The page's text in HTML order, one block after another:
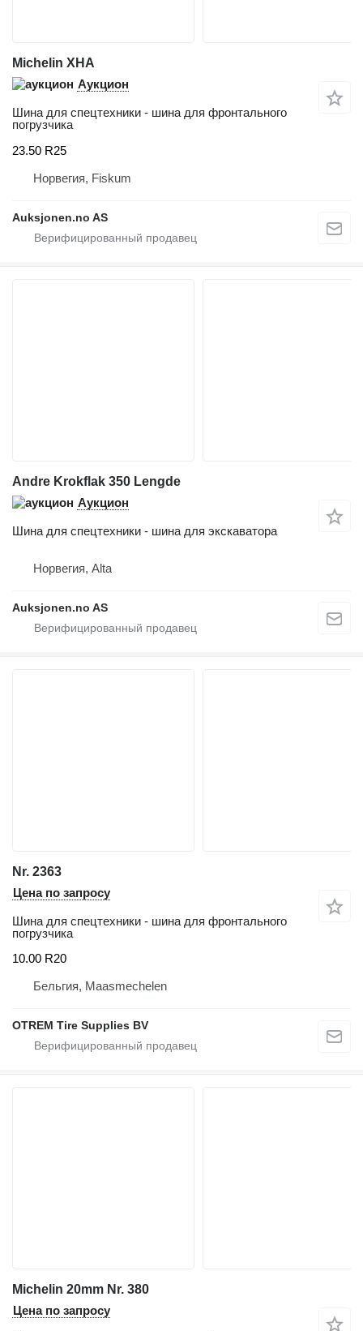
Michelin XHA
Аукцион
Шина для спецтехники - шина для фронтального
погрузчика
23.50 R25
Норвегия, Fiskum
Auksjonen.no AS
Andre Krokflak 350 Lengde
Аукцион
Шина для спецтехники - шина для экскаватора
Норвегия, Alta
Auksjonen.no AS
Nr. 2363
Цена по запросу
Шина для спецтехники - шина для фронтального
погрузчика
10.00 R20
Бельгия, Maasmechelen
OTREM Tire Supplies BV
Michelin 20mm Nr. 380
Цена по запросу